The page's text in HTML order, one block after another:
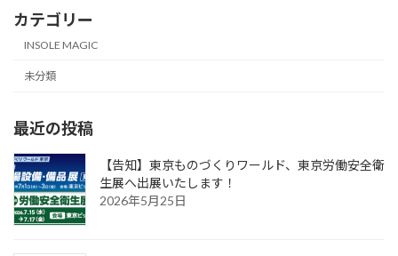
カテゴリー
INSOLE MAGIC
未分類
最近の投稿
【告知】東京ものづくりワールド、東京労働安全衛
生展へ出展いたします！
2026年5月25日